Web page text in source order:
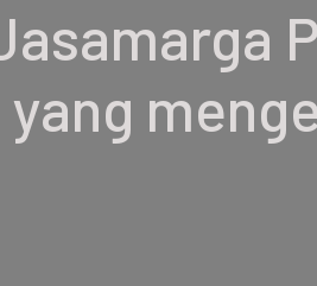
yang